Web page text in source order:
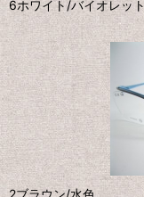
6ホワイト/バイオレット
2ブラウン/水色